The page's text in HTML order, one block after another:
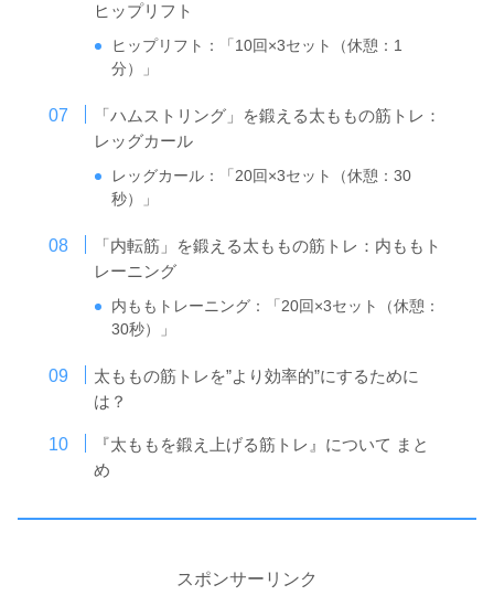
ヒップリフト
ヒップリフト：「10回×3セット（休憩：1
分）」
「ハムストリング」を鍛える太ももの筋トレ：
レッグカール
レッグカール：「20回×3セット（休憩：30
秒）」
「内転筋」を鍛える太ももの筋トレ：内ももト
レーニング
内ももトレーニング：「20回×3セット（休憩：
30秒）」
太ももの筋トレを”より効率的”にするために
は？
『太ももを鍛え上げる筋トレ』について まと
め
スポンサーリンク